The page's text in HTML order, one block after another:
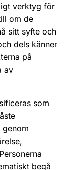
verktyg för
om de
sitt syfte och
dels känner
på
av
som
begå